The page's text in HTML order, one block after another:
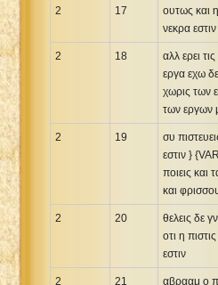
2 17
ουτως και
νεκρα
2 18
αλλ ερει
εργα εχω
χωρις των
των εργων
2 19
συ
εστιν }
ποιεις και
και
2 20
θελεις δε
οτι η
εστιν
2 21 αβρααμ ο